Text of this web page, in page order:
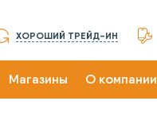
ХОРОШИЙ ТРЕЙД-ИН
Магазины О компании